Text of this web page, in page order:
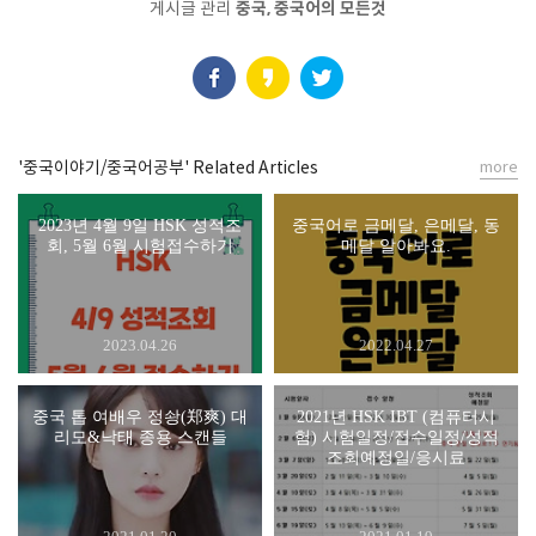
게시글 관리 중국, 중국어의 모든것
'중국이야기/중국어공부' Related Articles
2023년 4월 9일 HSK 성적조
회, 5월 6월 시험접수하기
2023.04.26
중국어로 금메달, 은메달, 동
메달 알아봐요.
2022.04.27
중국 톱 여배우 정솽(郑爽) 대
리모&낙태 종용 스캔들
2021년 HSK IBT (컴퓨터시
험) 시험일정/접수일정/성적
조회예정일/응시료
more